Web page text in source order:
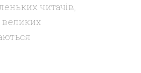
читачів,
великих